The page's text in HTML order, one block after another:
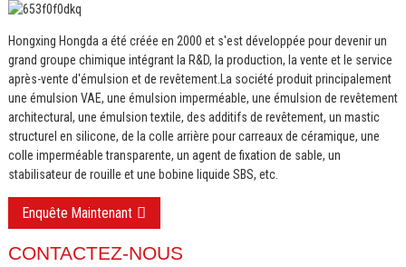
Hongxing Hongda a été créée en 2000 et s'est développée pour devenir un
grand groupe chimique intégrant la R&D, la production, la vente et le service
après-vente d'émulsion et de revêtement. La société produit principalement
une émulsion VAE, une émulsion imperméable, une émulsion de revêtement
architectural, une émulsion textile, des additifs de revêtement, un mastic
structurel en silicone, de la colle arrière pour carreaux de céramique, une
colle imperméable transparente, un agent de fixation de sable, un
stabilisateur de rouille et une bobine liquide SBS, etc.
Enquête Maintenant
CONTACTEZ-NOUS